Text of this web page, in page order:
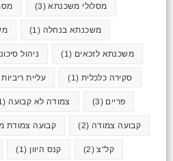
מסלולי משכנתא(3)
משכנתא בנחלה (1)
משכנתא לזכאים (1) ניהול
סקירה כלכלית (1) עליית ריביות
פריים (3) צמודה לא קבועה (1)
קבועה צמודה (2) קבועה צמודת
קל"צ(2) קנס היוון (1)